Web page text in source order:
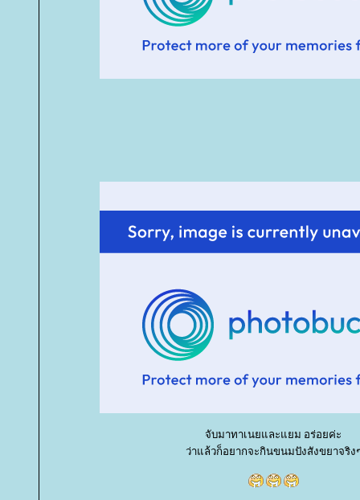
จับมาทาเนยและแยม อร่อยค่ะ
ว่าแล้วก็อยากจะกินขนมปังสังขยาจริง